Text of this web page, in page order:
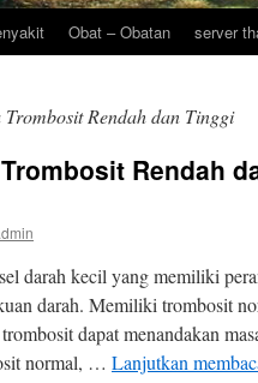
Obat – Obatan server
Rendah dan Tinggi
Rendah
darah kecil yang memiliki
darah. Memiliki trombosit
dapat menandakan
normal, … Lanjutkan